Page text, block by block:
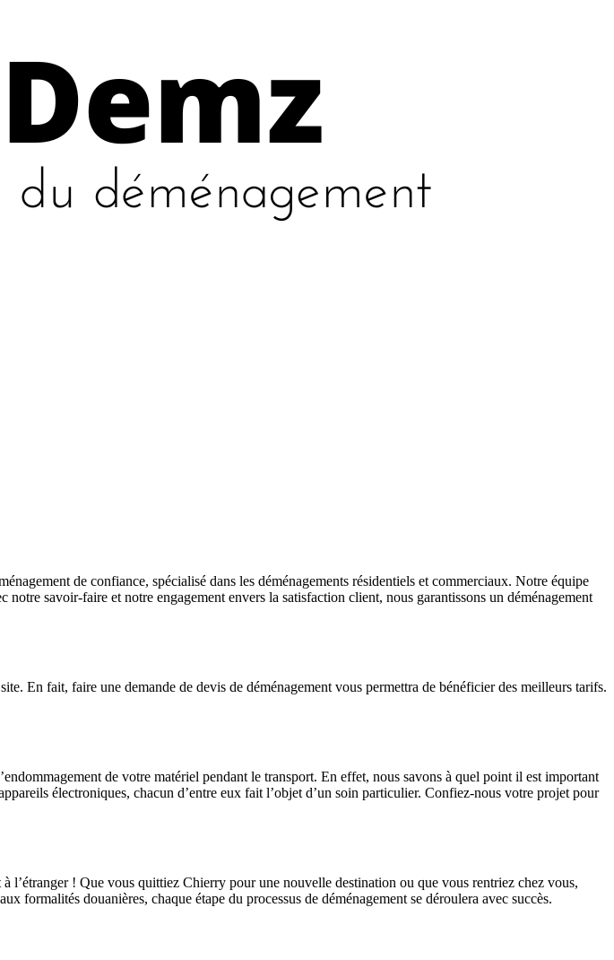
de confiance, spécialisé dans les déménagements résidentiels et commerciaux. Notre équipe
savoir-faire et notre engagement envers la satisfaction client, nous garantissons un déménagement
En fait, faire une demande de devis de déménagement vous permettra de bénéficier des meilleurs tarifs.
de votre matériel pendant le transport. En effet, nous savons à quel point il est important
électroniques, chacun d’entre eux fait l’objet d’un soin particulier. Confiez-nous votre projet pour
l’étranger ! Que vous quittiez Chierry pour une nouvelle destination ou que vous rentriez chez vous,
formalités douanières, chaque étape du processus de déménagement se déroulera avec succès.